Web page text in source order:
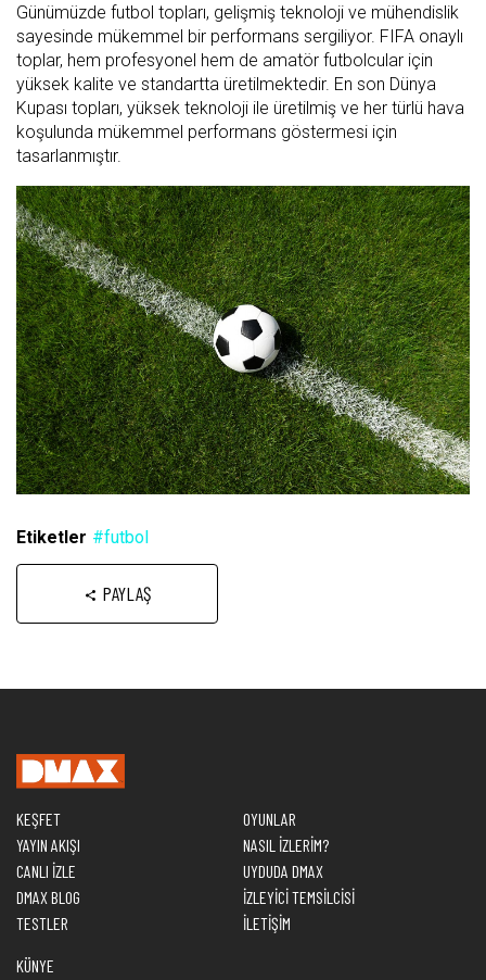
Günümüzde futbol topları, gelişmiş teknoloji ve mühendislik
sayesinde mükemmel bir performans sergiliyor. FIFA onaylı
toplar, hem profesyonel hem de amatör futbolcular için
yüksek kalite ve standartta üretilmektedir. En son Dünya
Kupası topları, yüksek teknoloji ile üretilmiş ve her türlü hava
koşulunda mükemmel performans göstermesi için
tasarlanmıştır.
Etiketler #futbol
PAYLAŞ
KEŞFET
YAYIN AKIŞI
CANLI İZLE
DMAX BLOG
TESTLER
OYUNLAR
NASIL İZLERİM?
UYDUDA DMAX
İZLEYİCİ TEMSİLCİSİ
İLETİŞİM
KÜNYE